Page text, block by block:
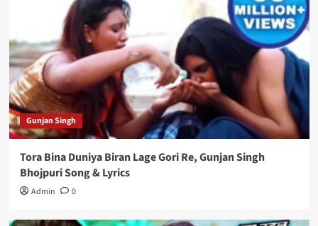
Gunjan Singh
Tora Bina Duniya Biran Lage Gori Re, Gunjan Singh
Bhojpuri Song & Lyrics
Admin 0